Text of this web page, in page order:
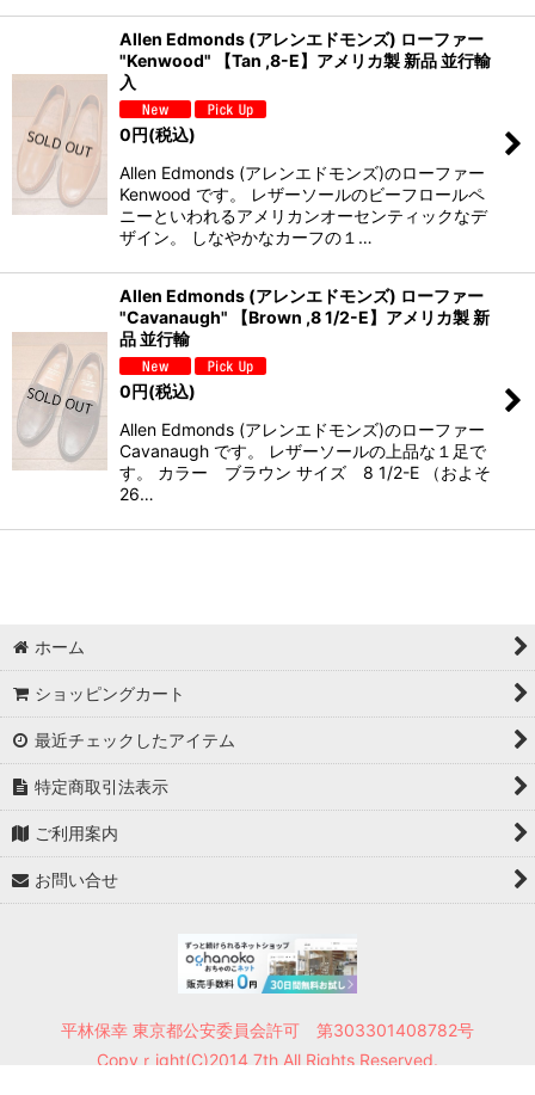
Allen Edmonds (アレンエドモンズ) ローファー
"Kenwood" 【Tan ,8-E】アメリカ製 新品 並行輸
入
0円(税込)
Allen Edmonds (アレンエドモンズ)のローファー
Kenwood です。 レザーソールのビーフロールペ
ニーといわれるアメリカンオーセンティックなデ
ザイン。 しなやかなカーフの１…
Allen Edmonds (アレンエドモンズ) ローファー
"Cavanaugh" 【Brown ,8 1/2-E】アメリカ製 新
品 並行輸
0円(税込)
Allen Edmonds (アレンエドモンズ)のローファー
Cavanaugh です。 レザーソールの上品な１足で
す。 カラー ブラウン サイズ 8 1/2-E （およそ
26…
ホーム
ショッピングカート
最近チェックしたアイテム
特定商取引法表示
ご利用案内
お問い合せ
平林保幸 東京都公安委員会許可 第303301408782号
Copyｒight(C)2014 7th All Rights Reserved.